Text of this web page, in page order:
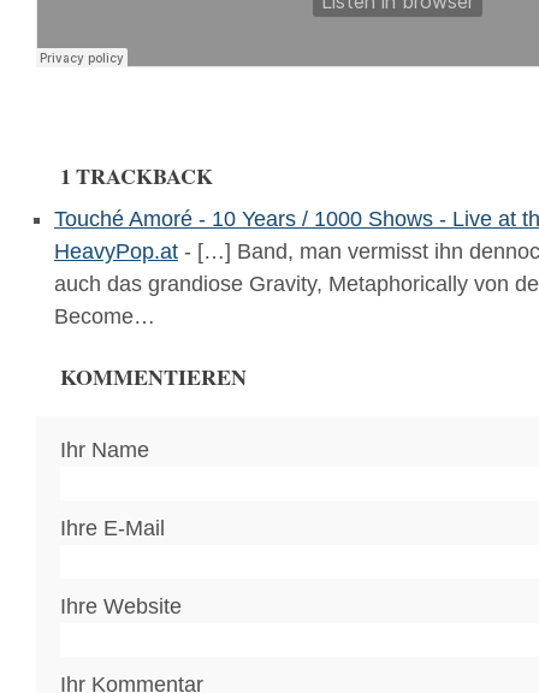
1 TRACKBACK
Touché Amoré - 10 Years / 1000 Shows - Live at
HeavyPop.at - […] Band, man vermisst ihn
auch das grandiose Gravity, Metaphorically von
Become…
KOMMENTIEREN
Ihr Name
Ihre E-Mail
Ihre Website
Ihr Kommentar